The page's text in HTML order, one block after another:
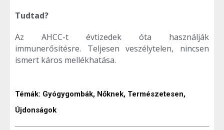
Tudtad?
Az AHCC-t évtizedek óta használják
immunerősítésre. Teljesen veszélytelen, nincsen
ismert káros mellékhatása.
Témák: Gyógygombák, Nőknek, Természetesen,
Újdonságok